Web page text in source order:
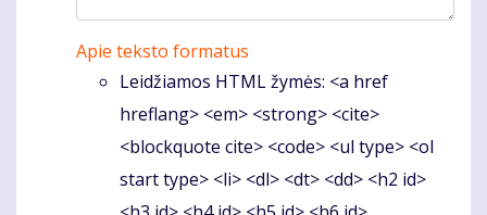
Apie teksto formatus
Leidžiamos HTML žymės: <a href
hreflang> <em> <strong> <cite>
<blockquote cite> <code> <ul type> <ol
start type> <li> <dl> <dt> <dd> <h2 id>